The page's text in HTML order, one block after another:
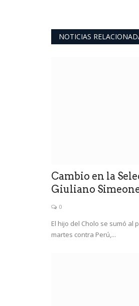
NOTICIAS
Cambio en la
Giuliano
0
El hijo del Cholo se sumó al
martes contra Perú,...